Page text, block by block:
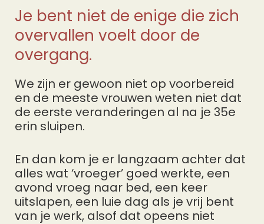
Je bent niet de enige die zich
overvallen voelt door de
overgang.
We zijn er gewoon niet op voorbereid
en de meeste vrouwen weten niet dat
de eerste veranderingen al na je 35e
erin sluipen.
En dan kom je er langzaam achter dat
alles wat ‘vroeger’ goed werkte, een
avond vroeg naar bed, een keer
uitslapen, een luie dag als je vrij bent
van je werk, alsof dat opeens niet